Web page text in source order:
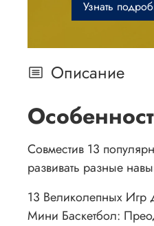
Узнать
Описание
Совместив 13
развивать разные
13 Великолепных Игр
Мини Баскетбол: